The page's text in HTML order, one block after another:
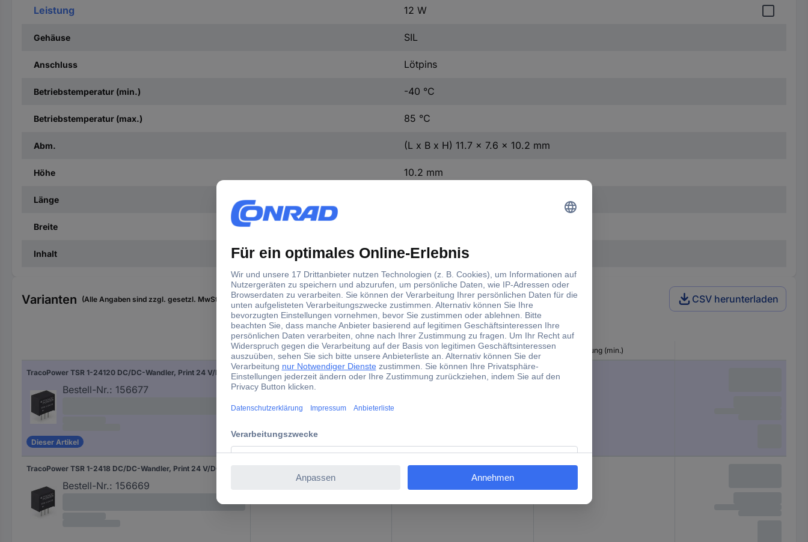
Leistung 12 W
Gehäuse SIL
Anschluss Lötpins
Betriebstemperatur (min.) -40 °C
Betriebstemperatur (max.) 85 °C
Abm. (L x B x H) 11.7 x 7.6 x 10.2 mm
Höhe 10.2 mm
Länge
Breite
Inhalt 1 St.
Varianten (Alle Angaben sind zzgl. gesetzl. MwSt., zzgl. Versand) CSV herunterladen
Ausgangsspannung Leistung Eingangsspannung (min.)
TracoPower TSR 1-24120 DC/DC-Wandler, Print 24 V/DC 12 V/DC 1 A 12 W Anzahl Ausgänge: 1 x Inhalt 1 St.
Bestell-Nr.: 156677
Dieser Artikel
12 V/DC 12 W 15 V/DC
Bestell-Nr.: 156669
6 W